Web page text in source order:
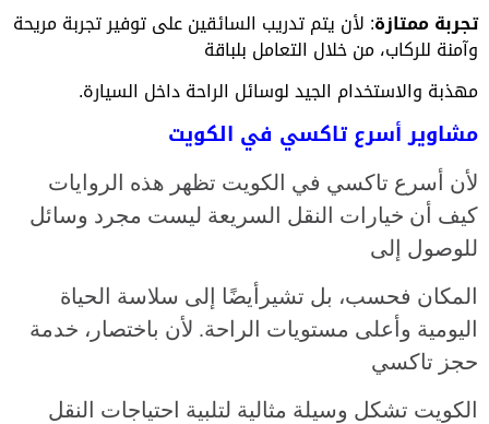
تجربة ممتازة: لأن يتم تدريب السائقين على توفير تجربة مريحة
وآمنة للركاب، من خلال التعامل بلباقة
مهذبة والاستخدام الجيد لوسائل الراحة داخل السيارة.
مشاوير أسرع تاكسي في الكويت
لأن أسرع تاكسي في الكويت تظهر هذه الروايات
كيف أن خيارات النقل السريعة ليست مجرد وسائل
للوصول إلى
المكان فحسب، بل تشيرأيضًا إلى سلاسة الحياة
اليومية وأعلى مستويات الراحة. لأن باختصار، خدمة
حجز تاكسي
الكويت تشكل وسيلة مثالية لتلبية احتياجات النقل